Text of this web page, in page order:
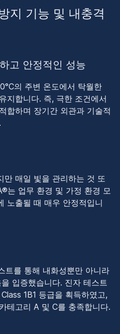
지 기능 및 내충격
고 안정적인 성능
의 주변 온도에서 탁월한
지합니다. 즉, 극한 조건에서
합하며 장기간 외관과 기술적
만 매일 빛을 관리하는 것 또
는 업무 환경 및 가정 환경 모
노출될 때 매우 안정적입니
트를 통해 내화성뿐만 아니라
입증했습니다. 진자 테스트
1B1 등급을 획득하였고,
테고리 A 및 C를 충족합니다.